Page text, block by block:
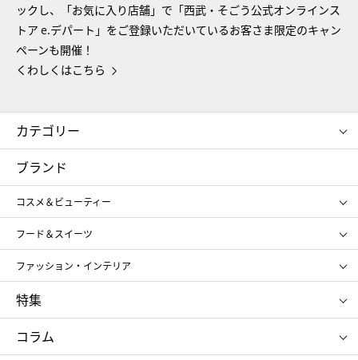
ックし、「お気に入り店舗」で「西武・そごう公式オンラインス
トア e.デパート」をご登録いただいているお客さま限定のキャン
ペーンも開催！
くわしくはこちら
カテゴリー
コスメ＆ビューティー
ギフト
レディース
メンズ
スポーツ・アウトドア
お中元
お歳暮
ブランド
コスメ＆ビューティー
SHISEIDO
ポール&ジョー ボーテ
ジルスチュアート
NARS
RMK
クリニーク
SK-Ⅱ
フード＆スイーツ
アンリ・シャルパンティエ
ゴディバ
新宿高野
たねや
ねんりん家
ファッション・インテリア
ポロ ラルフ ローレン
タケオ キクチ
ママ＆キッズ
シュタイフ
特集
お中元
ひな人形
五月人形
コラム